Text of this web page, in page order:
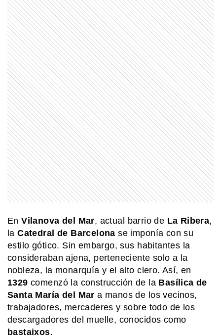
EnVilanova del Mar, actual barrio de La Ribera,
laCatedral de Barcelona se imponía con su
estilo gótico. Sin embargo, sus habitantes la
consideraban ajena, perteneciente solo a la
nobleza, la monarquía y el alto clero. Así, en
1329 comenzó la construcción de la Basílica de
Santa María del Mar a manos de los vecinos,
trabajadores, mercaderes y sobre todo de los
descargadores del muelle, conocidos como
bastaixos.
PERSONAS
¿Quién fue San Cayetano y por qué
es el santo del pan y el trabajo?
EL MUNDO
Así es el salar de Coipasa, uno de los
grandes paisajes de Bolivia
SIN CATEGORIA
¿Qué es el Campo de Hielo
Patagónico Sur y por qué es un
problema entre Argentina y Chile?
COMUNIDAD EDUCATIVA
¿Cómo se hace una infografía clara y
EL MUNDO
Castillo de Montjuic: la impresionante
fortaleza que decora Barcelona
Existe un pueblo argentino en Salta
que solo se puede visitar por vía